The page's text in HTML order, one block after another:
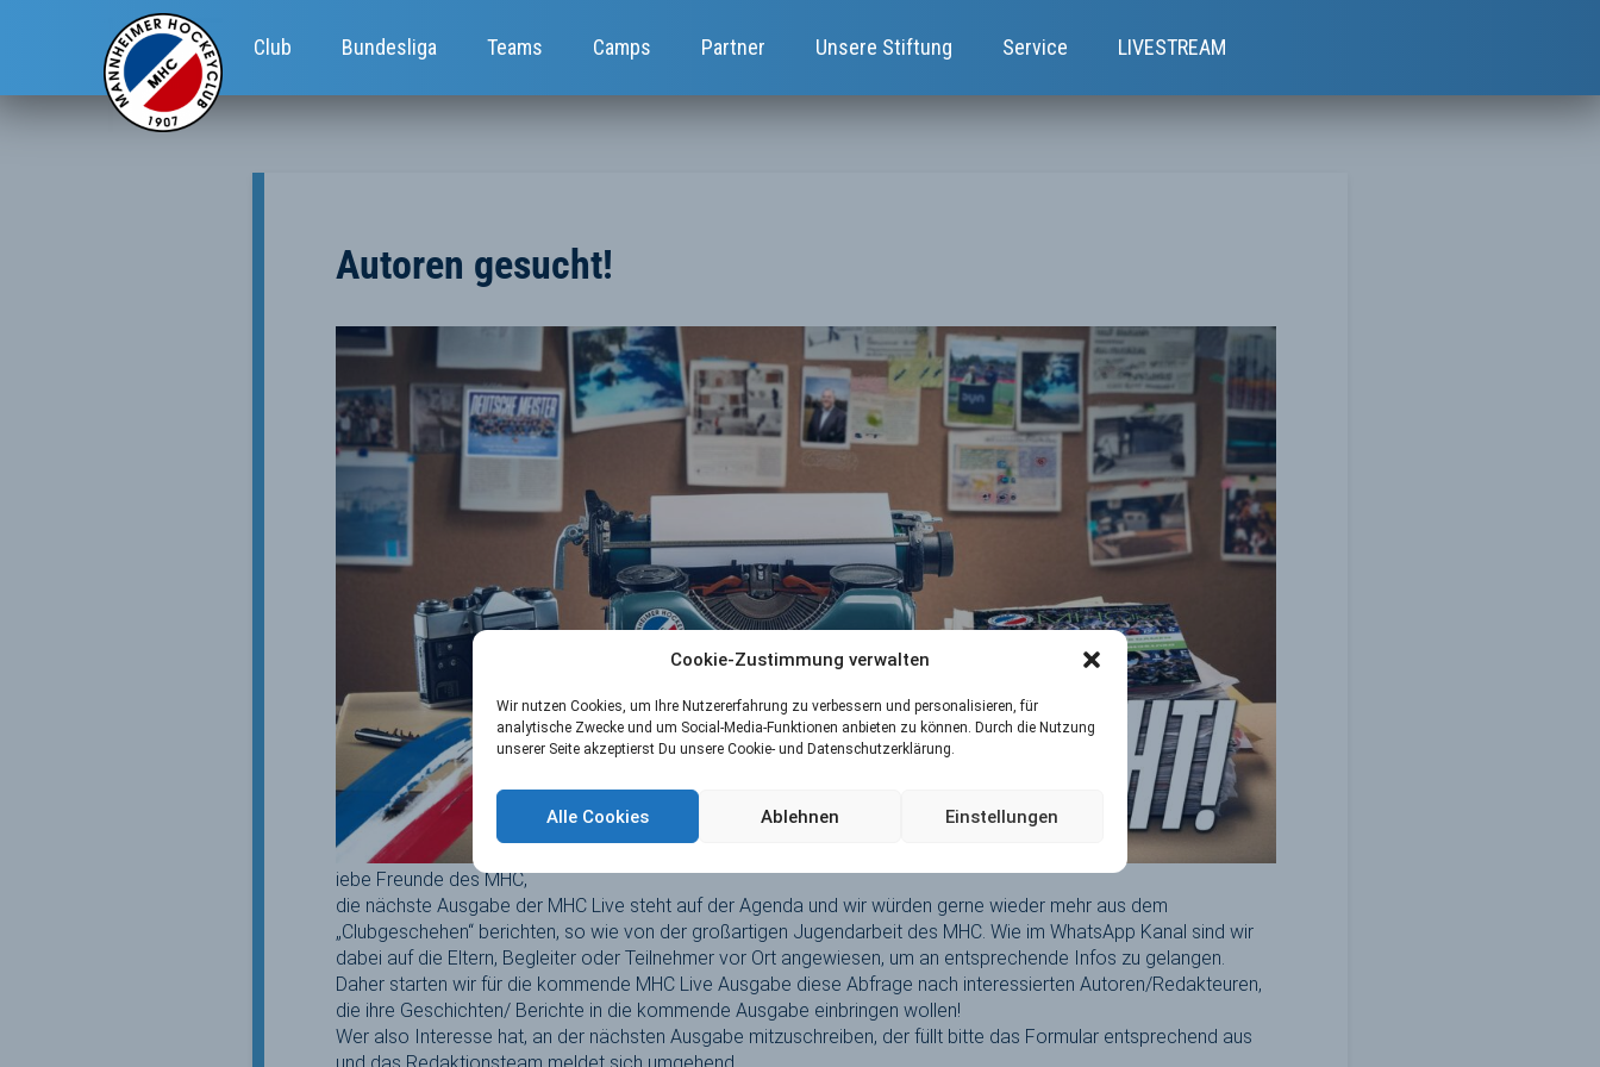
Cookie-Zustimmung verwalten
Wir nutzen Cookies, um Ihre Nutzererfahrung zu verbessern und personalisieren, für
analytische Zwecke und um Social-Media-Funktionen anbieten zu können. Durch die Nutzung
unserer Seite akzeptierst Du unsere Cookie- und Datenschutzerklärung.
Alle Cookies Ablehnen Einstellungen
Club Bundesliga Teams Camps Partner Unsere Stiftung Service LIVESTREAM
Autoren gesucht!
iebe Freunde des MHC,
die nächste Ausgabe der MHC Live steht auf der Agenda und wir würden gerne wieder mehr aus dem
„Clubgeschehen“ berichten, so wie von der großartigen Jugendarbeit des MHC. Wie im WhatsApp Kanal sind wir
dabei auf die Eltern, Begleiter oder Teilnehmer vor Ort angewiesen, um an entsprechende Infos zu gelangen.
Daher starten wir für die kommende MHC Live Ausgabe diese Abfrage nach interessierten Autoren/Redakteuren,
die ihre Geschichten/ Berichte in die kommende Ausgabe einbringen wollen!
Wer also Interesse hat, an der nächsten Ausgabe mitzuschreiben, der füllt bitte das Formular entsprechend aus